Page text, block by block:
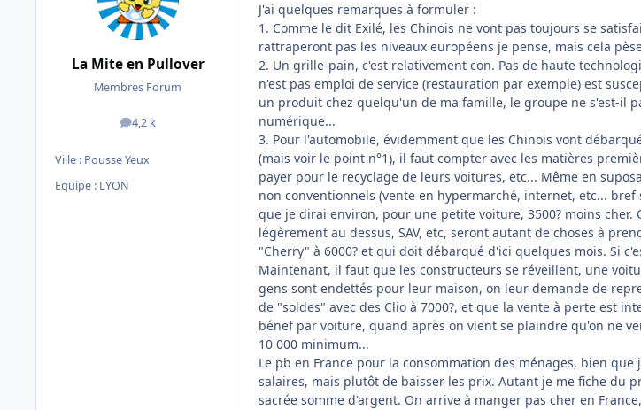
La Mite en Pullover
Membres Forum
4,2 k
messages
Ville : Pousse Yeux
Equipe : LYON
J'ai quelques remarques à formuler :
1. Comme le dit Exilé, les Chinois ne vont pas toujours se
rattraperont pas les niveaux européens je pense, mais cela
2. Un grille-pain, c'est relativement con. Pas de haute
n'est pas emploi de service (restauration par exemple) est
un produit chez quelqu'un de ma famille, le groupe ne s'est-il
numérique...
3. Pour l'automobile, évidemment que les Chinois vont
(mais voir le point n°1), il faut compter avec les matières
payer pour le recyclage de leurs voitures, etc... Même en
non conventionnels (vente en hypermarché, internet, etc...
que je dirai environ, pour une petite voiture, 3500? moins
légèrement au dessus, SAV, etc, seront autant de choses à
"Cherry" à 6000? et qui doit débarqué d'ici quelques mois. Si
Maintenant, il faut que les constructeurs se réveillent, une
gens sont endettés pour leur maison, on leur demande de
de "soldes" avec des Clio à 7000?, et que la vente à perte est
bénef par voiture, quand après on vient se plaindre qu'on ne
10 000 minimum...
Le pb en France pour la consommation des ménages, bien
salaires, mais plutôt de baisser les prix. Autant je me fiche du
sacrée somme d'argent. On arrive à manger pas cher en